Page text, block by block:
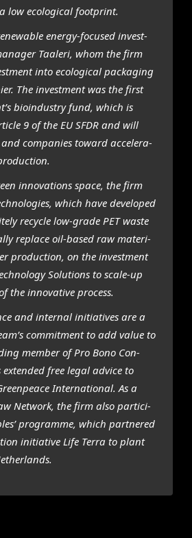
low eco­lo­gi­cal foot­print.
ener­gy-focu­sed invest­
Taal­e­ri, whom the firm
into eco­lo­gi­cal pack­a­ging
The invest­ment was the first
bio­in­du­stry fund, which is
9 of the EU SFDR and will
com­pa­nies toward acce­le­ra­
inno­va­ti­ons spa­ce, the firm
which have devel­o­ped
recy­cle low-gra­de PET was­te
repla­ce oil-based raw mate­ri­
pro­duc­ti­on, on the invest­ment
Solu­ti­ons to sca­le-up
the inno­va­ti­ve pro­cess.
and inter­nal ini­ti­a­ti­ves are a
com­mit­ment to add value to
mem­ber of Pro Bono Con­
free legal advi­ce to
Inter­na­ti­o­nal. As a
Net­work, the firm also par­ti­ci­
pro­gram­me, which part­ne­red
ini­ti­a­ti­ve Life Ter­ra to plant